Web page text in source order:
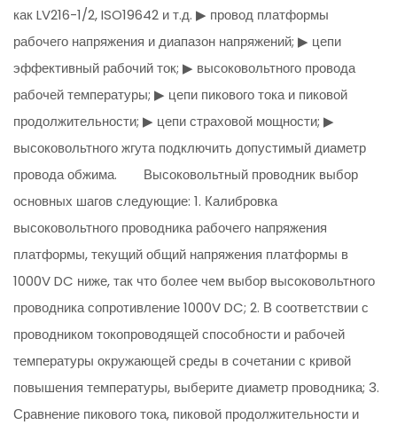
как LV216-1/2, ISO19642 и т.д. ▶ провод платформы
рабочего напряжения и диапазон напряжений; ▶ цепи
эффективный рабочий ток; ▶ высоковольтного провода
рабочей температуры; ▶ цепи пикового тока и пиковой
продолжительности; ▶ цепи страховой мощности; ▶
высоковольтного жгута подключить допустимый диаметр
провода обжима. Высоковольтный проводник выбор
основных шагов следующие: 1. Калибровка
высоковольтного проводника рабочего напряжения
платформы, текущий общий напряжения платформы в
1000V DC ниже, так что более чем выбор высоковольтного
проводника сопротивление 1000V DC; 2. В соответствии с
проводником токопроводящей способности и рабочей
температуры окружающей среды в сочетании с кривой
повышения температуры, выберите диаметр проводника; 3.
Сравнение пикового тока, пиковой продолжительности и